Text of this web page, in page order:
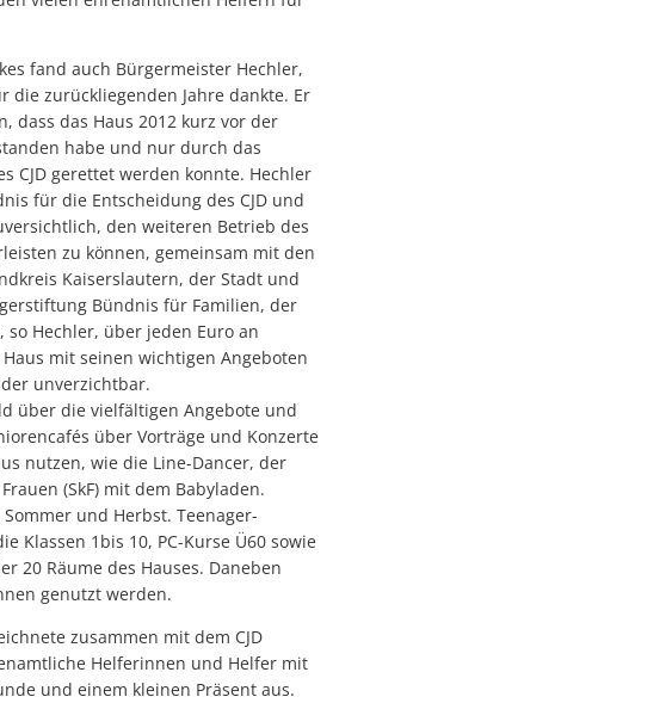
fand auch Bürgermeister Hechler,
die zurückliegenden Jahre dankte. Er
dass das Haus 2012 kurz vor der
habe und nur durch das
CJD gerettet werden konnte. Hechler
für die Entscheidung des CJD und
den weiteren Betrieb des
zu können, gemeinsam mit den
Kaiserslautern, der Stadt und
Bündnis für Familien, der
Hechler, über jeden Euro an
mit seinen wichtigen Angeboten
unverzichtbar.
über die vielfältigen Angebote und
über Vorträge und Konzerte
nutzen, wie die Line-Dancer, der
(SkF) mit dem Babyladen.
und Herbst. Teenager-
Klassen 1bis 10, PC-Kurse Ü60 sowie
20 Räume des Hauses. Daneben
genutzt werden.
zusammen mit dem CJD
Helferinnen und Helfer mit
und einem kleinen Präsent aus.